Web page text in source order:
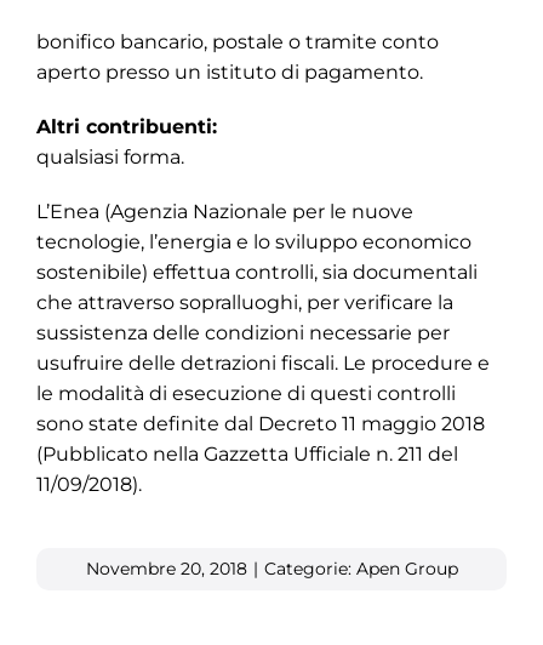
bonifico bancario, postale o tramite conto
aperto presso un istituto di pagamento.
Altri contribuenti:
qualsiasi forma.
L’Enea (Agenzia Nazionale per le nuove
tecnologie, l’energia e lo sviluppo economico
sostenibile) effettua controlli, sia documentali
che attraverso sopralluoghi, per verificare la
sussistenza delle condizioni necessarie per
usufruire delle detrazioni fiscali. Le procedure e
le modalità di esecuzione di questi controlli
sono state definite dal Decreto 11 maggio 2018
(Pubblicato nella Gazzetta Ufficiale n. 211 del
11/09/2018).
Novembre 20, 2018 | Categorie: Apen Group